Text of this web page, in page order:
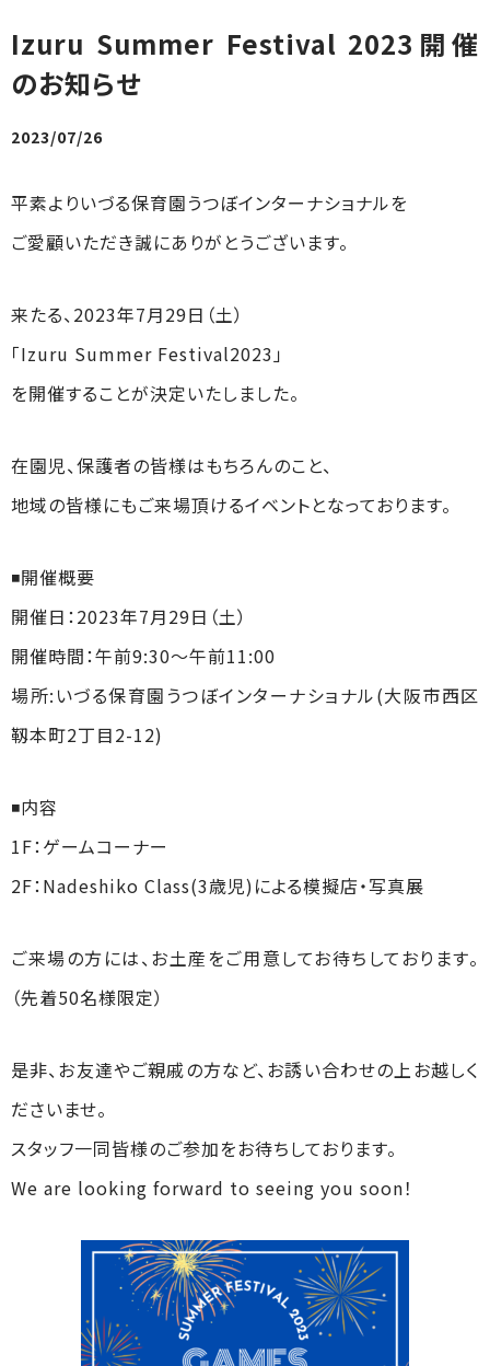
Izuru Summer Festival 2023開催
のお知らせ
2023/07/26
平素よりいづる保育園うつぼインターナショナルを
ご愛顧いただき誠にありがとうございます。
来たる、2023年7月29日（土）
「Izuru Summer Festival2023」
を開催することが決定いたしました。
在園児、保護者の皆様はもちろんのこと、
地域の皆様にもご来場頂けるイベントとなっております。
◾️開催概要
開催日：2023年7月29日（土）
開催時間：午前9:30〜午前11:00
場所:いづる保育園うつぼインターナショナル(大阪市西区
靱本町2丁目2-12)
◾️内容
1F：ゲームコーナー
2F：Nadeshiko Class(3歳児)による模擬店・写真展
ご来場の方には、お土産をご用意してお待ちしております。
（先着50名様限定）
是非、お友達やご親戚の方など、お誘い合わせの上お越しく
ださいませ。
スタッフ一同皆様のご参加をお待ちしております。
We are looking forward to seeing you soon！